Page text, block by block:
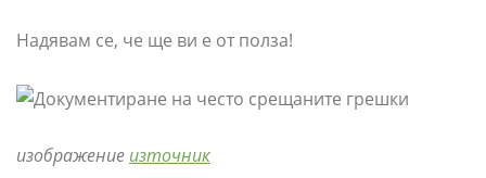
Надявам се, че ще ви е от полза!
изображение източник